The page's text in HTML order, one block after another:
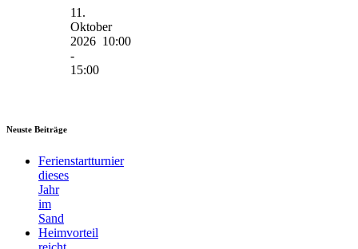
11.
Oktober
2026 10:00
-
15:00
Neuste Beiträge
Ferienstartturnier
dieses
Jahr
im
Sand
Heimvorteil